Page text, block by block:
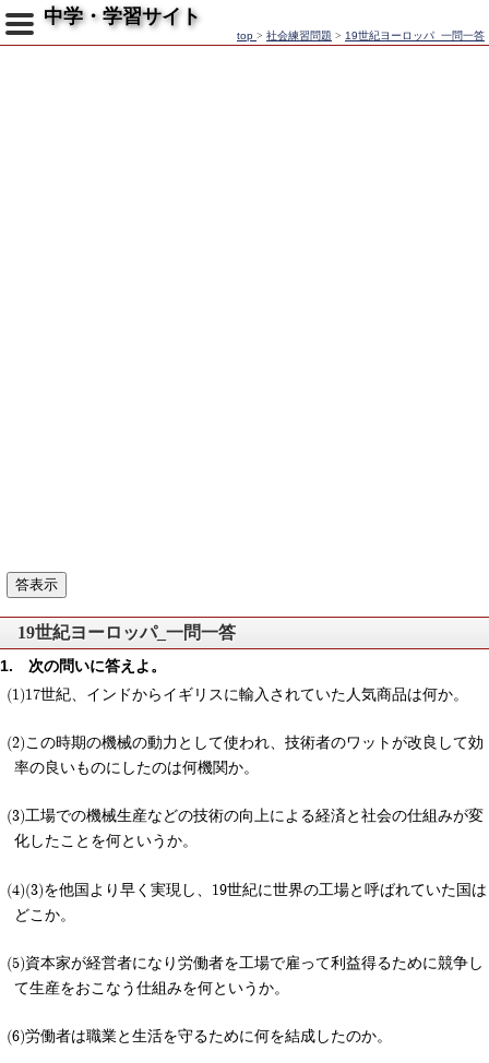
中学・学習サイト
top > 社会練習問題 > 19世紀ヨーロッパ_一問一答
19世紀ヨーロッパ_一問一答
次の問いに答えよ。
17世紀、インドからイギリスに輸入されていた人気商品は何か。
この時期の機械の動力として使われ、技術者のワットが改良して効
率の良いものにしたのは何機関か。
工場での機械生産などの技術の向上による経済と社会の仕組みが変
化したことを何というか。
(3)を他国より早く実現し、19世紀に世界の工場と呼ばれていた国は
どこか。
資本家が経営者になり労働者を工場で雇って利益得るために競争し
て生産をおこなう仕組みを何というか。
労働者は職業と生活を守るために何を結成したのか。